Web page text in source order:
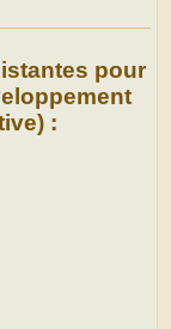
pour
: